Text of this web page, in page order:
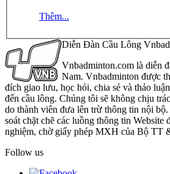
Thêm...
Diễn Đàn Cầu Lông
Vnbadminton.com là diễn
Nam. Vnbadminton được
đích giao lưu, học hỏi, chia sẻ và thảo
đến cầu lông. Chúng tôi sẽ không chịu
do thành viên đưa lên trừ thông tin nội
soát chặt chẽ các luồng thông tin Website
nghiệm, chờ giấy phép MXH của Bộ TT
Follow us